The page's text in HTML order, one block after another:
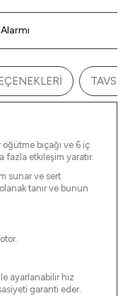
bıçağı ve 6 iç
fazla etkileşim yaratır.
sunar ve sert
tanır ve bunun
ayarlanabilir hız
garanti eder.